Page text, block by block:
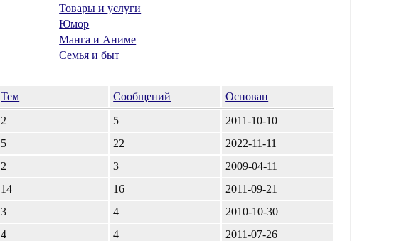
Товары и услуги
Юмор
Манга и Аниме
Семья и быт
Тем Сообщений
Основан
2 5
2011-10-10
5 22
2022-11-11
2 3
2009-04-11
14 16
2011-09-21
3 4
2010-10-30
4 4
2011-07-26